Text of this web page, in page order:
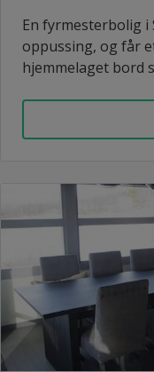
En fyrmesterbolig i
oppussing, og får
hjemmelaget bord